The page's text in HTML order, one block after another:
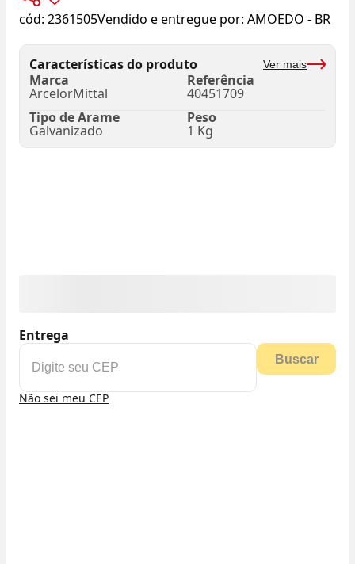
cód: 2361505Vendido e entregue por: AMOEDO - BR
Características do produto Ver mais
Marca
ArcelorMittal
Referência
40451709
Tipo de Arame
Galvanizado
Peso
1 Kg
Entrega
Buscar
Não sei meu CEP